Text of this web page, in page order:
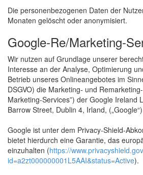
Die personenbezogenen Daten der
Monaten gelöscht oder anonymisiert.
Google-Re/Marketing-
Wir nutzen auf Grundlage unserer
Interesse an der Analyse, Optimierung
Betrieb unseres Onlineangebotes im
DSGVO) die Marketing- und
Marketing-Services”) der Google Ireland
Barrow Street, Dublin 4, Irland,
Google ist unter dem Privacy-Shield-
bietet hierdurch eine Garantie, das
einzuhalten (https://
id=a2zt000000001L5AAI&status=Active).